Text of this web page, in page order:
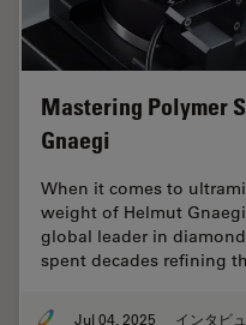
Mastering Polymer
Gnaegi
When it comes to
weight of Helmut
global leader in
spent decades refining
Jul 04, 2025 インタビ